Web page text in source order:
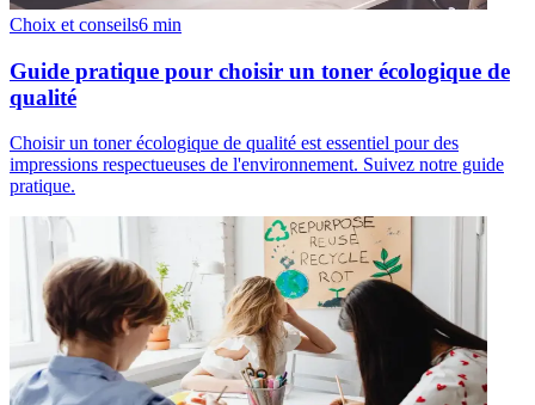
Choix et conseils6 min
Guide pratique pour choisir un toner écologique de
qualité
Choisir un toner écologique de qualité est essentiel pour des
impressions respectueuses de l'environnement. Suivez notre guide
pratique.